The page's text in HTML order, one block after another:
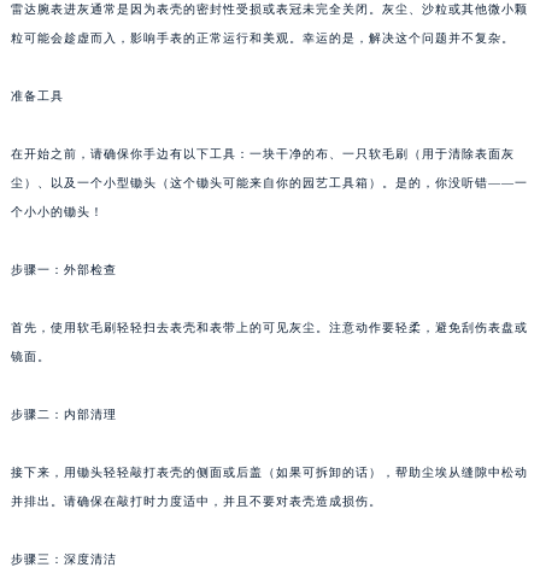
雷达腕表进灰通常是因为表壳的密封性受损或表冠未完全关闭。灰尘、沙粒或其他微小颗
粒可能会趁虚而入，影响手表的正常运行和美观。幸运的是，解决这个问题并不复杂。
准备工具
在开始之前，请确保你手边有以下工具：一块干净的布、一只软毛刷（用于清除表面灰
尘）、以及一个小型锄头（这个锄头可能来自你的园艺工具箱）。是的，你没听错——一
个小小的锄头！
步骤一：外部检查
首先，使用软毛刷轻轻扫去表壳和表带上的可见灰尘。注意动作要轻柔，避免刮伤表盘或
镜面。
步骤二：内部清理
接下来，用锄头轻轻敲打表壳的侧面或后盖（如果可拆卸的话），帮助尘埃从缝隙中松动
并排出。请确保在敲打时力度适中，并且不要对表壳造成损伤。
步骤三：深度清洁